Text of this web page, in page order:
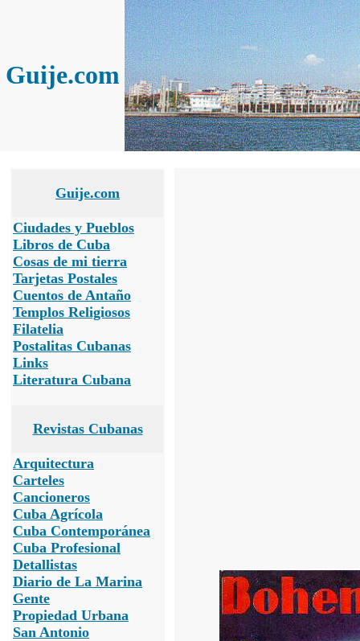
Guije.com
Guije.com
Ciudades y Pueblos
Libros de Cuba
Cosas de mi tierra
Tarjetas Postales
Cuentos de Antaño
Templos Religiosos
Filatelia
Postalitas Cubanas
Links
Literatura Cubana
Revistas Cubanas
Arquitectura
Carteles
Cancioneros
Cuba Agrícola
Cuba Contemporánea
Cuba Profesional
Detallistas
Diario de La Marina
Gente
Propiedad Urbana
San Antonio